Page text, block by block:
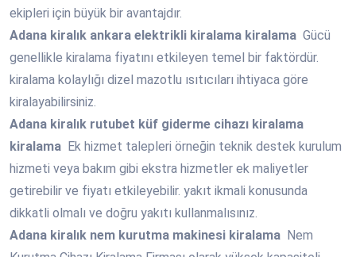
ekipleri için büyük bir avantajdır.
Adana kiralık ankara elektrikli kiralama kiralama Gücü
genellikle kiralama fiyatını etkileyen temel bir faktördür.
kiralama kolaylığı dizel mazotlu ısıtıcıları ihtiyaca göre
kiralayabilirsiniz.
Adana kiralık rutubet küf giderme cihazı kiralama
kiralama Ek hizmet talepleri örneğin teknik destek kurulum
hizmeti veya bakım gibi ekstra hizmetler ek maliyetler
getirebilir ve fiyatı etkileyebilir. yakıt ikmali konusunda
dikkatli olmalı ve doğru yakıtı kullanmalısınız.
Adana kiralık nem kurutma makinesi kiralama Nem